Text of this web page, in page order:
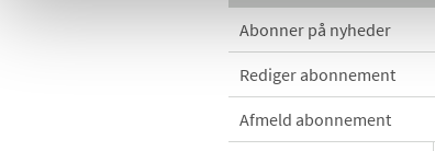
Abonner på nyheder
Rediger abonnement
Afmeld abonnement